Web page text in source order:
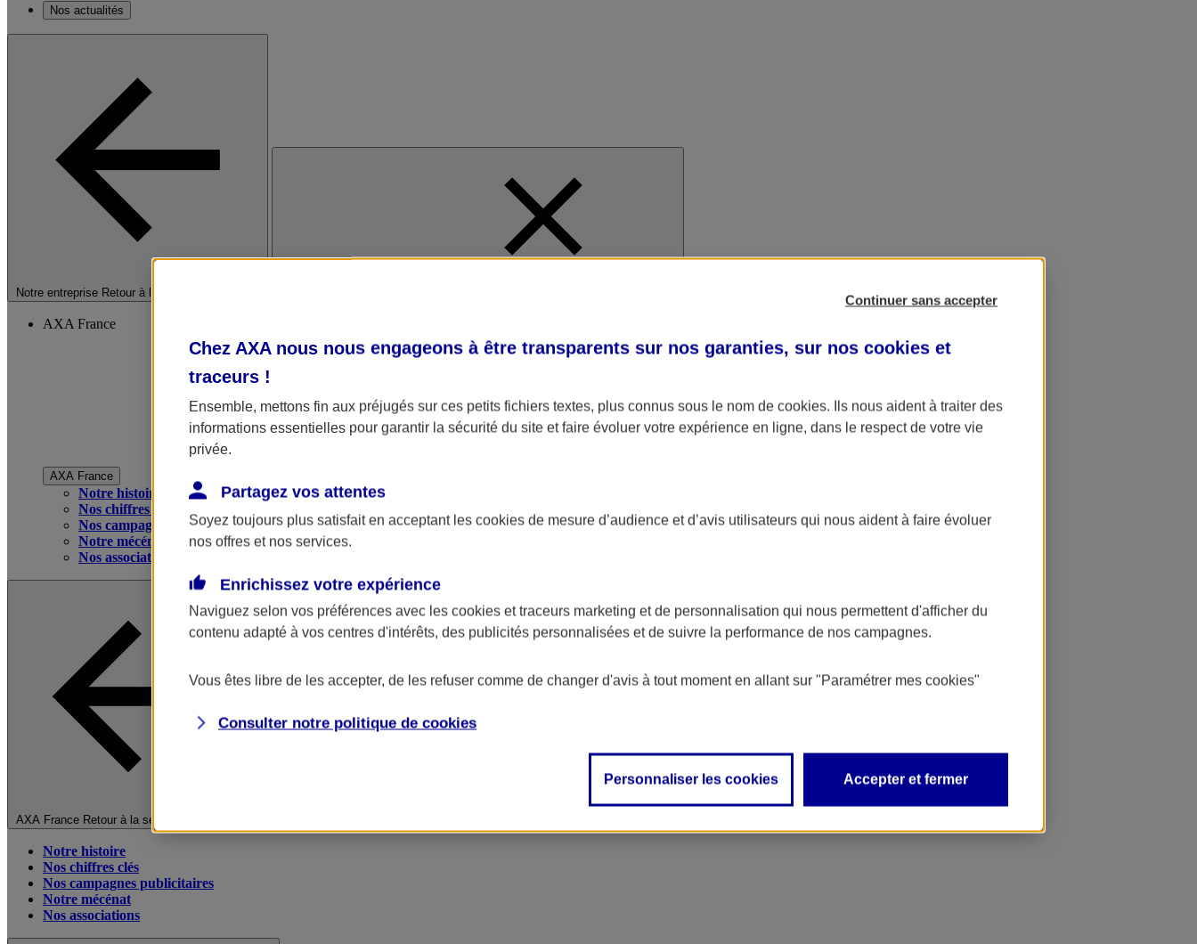
Nos actualités
Notre entreprise Retour à la section précédente
AXA France
AXA France
Notre histoire
Nos chiffres clés
Nos campagnes publicitaires
Notre mécénat
Nos associations
AXA France Retour à la section précédente
Notre histoire
Nos chiffres clés
Nos campagnes publicitaires
Notre mécénat
Nos associations
Continuer sans accepter
Chez AXA nous nous engageons à être transparents sur nos garanties, sur nos cookies et
traceurs !
Ensemble, mettons fin aux préjugés sur ces petits fichiers textes, plus connus sous le nom de cookies. Ils nous aident à traiter des
informations essentielles pour garantir la sécurité du site et faire évoluer votre expérience en ligne, dans le respect de votre vie
privée.
Partagez vos attentes
Soyez toujours plus satisfait en acceptant les cookies de mesure d’audience et d’avis utilisateurs qui nous aident à faire évoluer
nos offres et nos services.
Enrichissez votre expérience
Naviguez selon vos préférences avec les cookies et traceurs marketing et de personnalisation qui nous permettent d'afficher du
contenu adapté à vos centres d'intérêts, des publicités personnalisées et de suivre la performance de nos campagnes.
Vous êtes libre de les accepter, de les refuser comme de changer d'avis à tout moment en allant sur "Paramétrer mes cookies"
Consulter notre politique de cookies
Personnaliser les cookies Accepter et fermer